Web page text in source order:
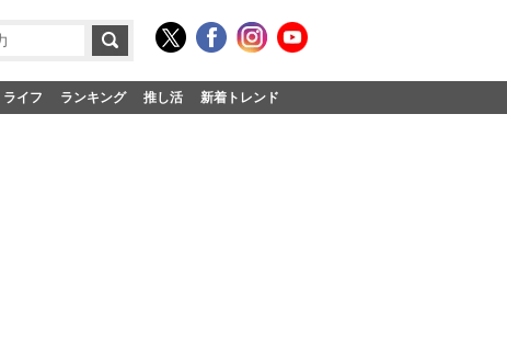
ライフ ランキング 推し活 新着トレンド